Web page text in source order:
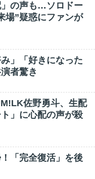
」の声も…ソロドー
場”疑惑にファンが
」「好きになった
者驚き
佐野勇斗、生配
」に心配の声が殺
「完全復活」を後